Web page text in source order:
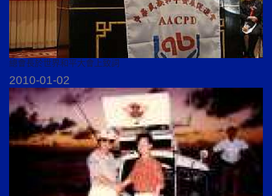
總會長於世界和平大會上致詞
2010-01-02